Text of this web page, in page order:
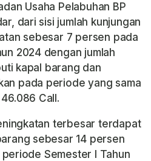
Usaha Pelabuhan BP
dari sisi jumlah kunjungan
sebesar 7 persen pada
2024 dengan jumlah
kapal barang dan
pada periode yang sama
Call.
terbesar terdapat
sebesar 14 persen
Semester I Tahun